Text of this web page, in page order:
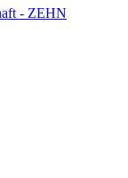
- ZEHN